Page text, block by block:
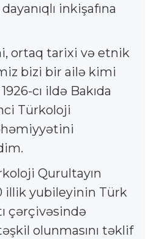
inkişafına
ortaq tarixi və etnik
bizi bir ailə kimi
cı ildə Bakıda
Türkoloji
Qurultayın
illik yubileyinin Türk
çərçivəsində
olunmasını təklif